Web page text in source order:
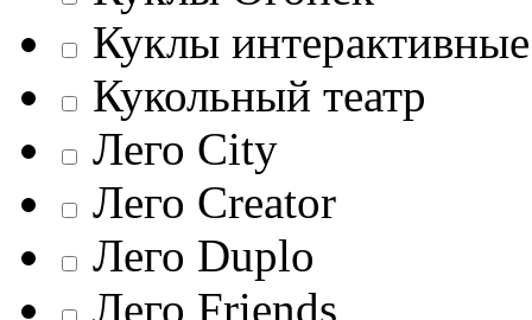
Куклы интерактивные
Кукольный театр
Лего City
Лего Creator
Лего Duplo
Лего Friends